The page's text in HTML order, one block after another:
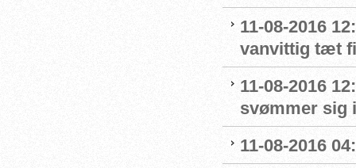
11-08-2016
vanvittig tæt
11-08-2016
svømmer sig
11-08-2016